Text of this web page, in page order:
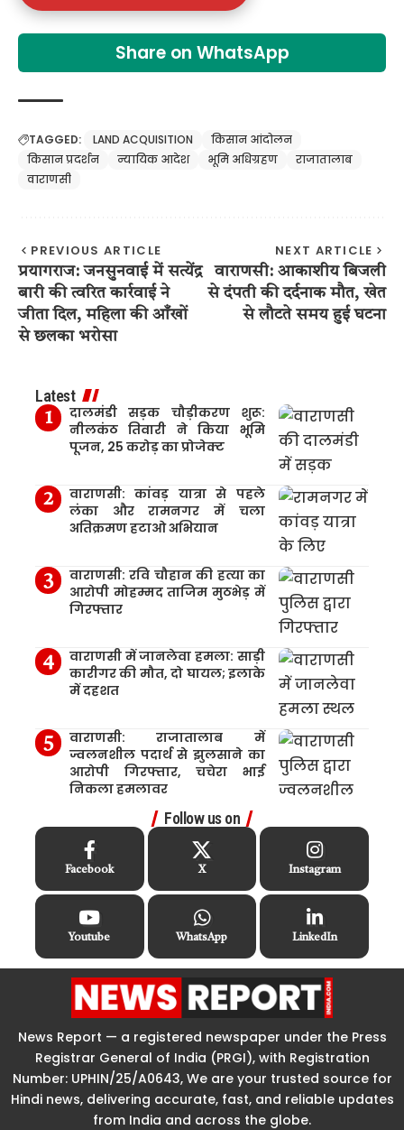
Share on WhatsApp
TAGGED: LAND ACQUISITION
किसान आंदोलन
किसान प्रदर्शन
न्यायिक आदेश भूमि अधिग्रहण
राजातालाब
वाराणसी
PREVIOUS ARTICLE
प्रयागराज: जनसुनवाई में सत्येंद्र
बारी की त्वरित कार्रवाई ने
जीता दिल, महिला की आँखों
से छलका भरोसा
NEXT ARTICLE
वाराणसी: आकाशीय बिजली
से दंपती की दर्दनाक मौत, खेत
से लौटते समय हुई घटना
Latest
दालमंडी सड़क चौड़ीकरण शुरू:
नीलकंठ तिवारी ने किया भूमि
पूजन, 25 करोड़ का प्रोजेक्ट
वाराणसी: कांवड़ यात्रा से पहले
लंका और रामनगर में चला
अतिक्रमण हटाओ अभियान
वाराणसी: रवि चौहान की हत्या का
आरोपी मोहम्मद ताजिम मुठभेड़ में
गिरफ्तार
वाराणसी में जानलेवा हमला: साड़ी
कारीगर की मौत, दो घायल; इलाके
में दहशत
वाराणसी: राजातालाब में
ज्वलनशील पदार्थ से झुलसाने का
आरोपी गिरफ्तार, चचेरा भाई
निकला हमलावर
Follow us on
Facebook X Instagram
Youtube WhatsApp LinkedIn
News Report — a registered newspaper under the Press
Registrar General of India (PRGI), with Registration
Number: UPHIN/25/A0643, We are your trusted source for
Hindi news, delivering accurate, fast, and reliable updates
from India and across the globe.